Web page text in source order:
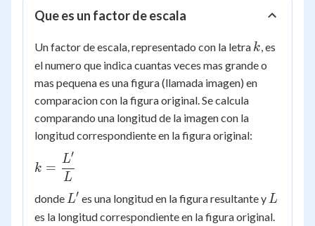
Que es un factor de escala
Un factor de escala, representado con la letra k
k, es
el numero que indica cuantas veces mas grande o
mas pequena es una figura (llamada imagen) en
comparacion con la figura original. Se calcula
comparando una longitud de la imagen con la
longitud correspondiente en la figura original:
k =
\dfrac{L'}
{L}
k =
L
L′
donde L'
L′ es una longitud en la figura resultante y L
L
es la longitud correspondiente en la figura original.